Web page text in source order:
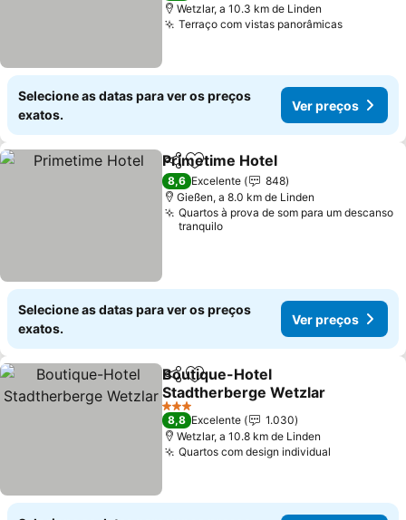
Wetzlar, a 10.3 km de Linden
Terraço com vistas panorâmicasVer
Selecione as datas para ver os preços
exatos.
Ver preços
PartilharAdicionar aos favoritos
Primetime Hotel
8,6 Excelente
848
Gießen, a 8.0 km de Linden
Quartos à prova de som para um descanso
tranquilo
Selecione as datas para ver os preços
exatos.
Ver preços
PartilharAdicionar aos favoritos
Boutique-Hotel
Stadtherberge Wetzlar
Ver preços
3 Estrelas
8,8 Excelente
1.030
Wetzlar, a 10.8 km de Linden
Quartos com design individual